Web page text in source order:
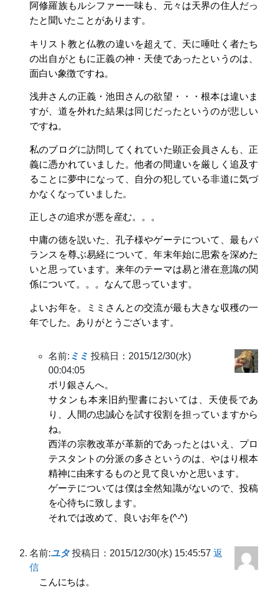
阿修羅族もルシファー一味も、元々は天界の住人だっ
たと聞いたことがあります。
キリスト教と仏教の違いを超えて、天に唾吐く者たち
の出自がともに正義の神・天使であったというのは、
面白い象徴ですね。
浅井さんの正義・池田さんの欲望・・・根本は違いま
すが、道を外れた結果は同じだったというのが悲しい
ですね。
私のブログに訪問してくれていた顕正会員さんも、正
義に憑かれていました。他者の間違いを厳しく追及す
ることに夢中になって、自分の犯している非道に気づ
かなくなっていました。
正しさの追求が悪を産む。。。
中庸の徳を説いた、孔子様やゲーテについて、最もバ
ランスを尊ぶ易経について、年末年始に思索を深めた
いと思っています。来年のテーマは易と潜在意識の関
係について。。。なんて思っています。
よいお年を。ミミさんとの交流が最も大きな収穫の一
年でした。ありがとうございます。
名前: ミミ 投稿日：2015/12/30(水)
00:04:05
ポリ銀さんへ。
サタンも本来旧約聖書においては、天使長であ
り、人間の忠誠心を試す役割を担っていますから
ね。
西洋の宗教改革が革新的であったとはいえ、プロ
テスタントの分派の多さというのは、やはり根本
精神に由来するものと見て良いかと思います。
ゲーテについては僕は全然知識がないので、投稿
を心待ちに致します。
それでは改めて、良いお年を(^-^)
名前:ユタ 投稿日：2015/12/30(水) 15:45:57 返
信
こんにちは。